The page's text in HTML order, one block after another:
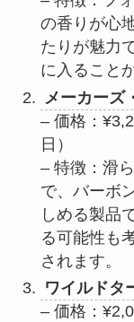
の香りが心
たりが魅力
に入ること
メーカーズ
– 価格：
日）
– 特徴：滑
で、バーボ
しめる製品
る可能性も
されます。
ワイルドタ
– 価格：